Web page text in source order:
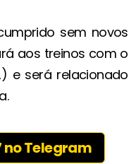
sem novos
aos treinos com o
e será relacionado
no Telegram